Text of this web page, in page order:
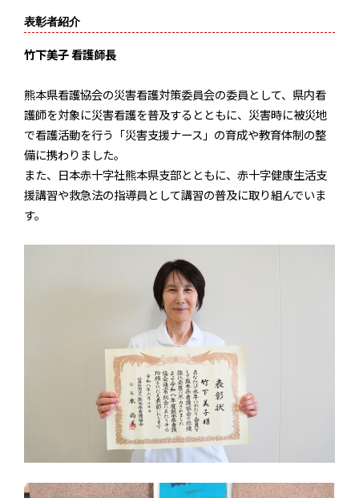
表彰者紹介
竹下美子 看護師長
熊本県看護協会の災害看護対策委員会の委員として、県内看
護師を対象に災害看護を普及するとともに、災害時に被災地
で看護活動を行う「災害支援ナース」の育成や教育体制の整
備に携わりました。
また、日本赤十字社熊本県支部とともに、赤十字健康生活支
援講習や救急法の指導員として講習の普及に取り組んでいま
す。